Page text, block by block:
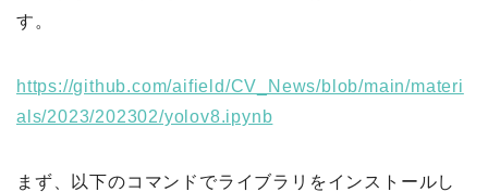
す。
https://github.com/aifield/CV_News/blob/main/materi
als/2023/202302/yolov8.ipynb
まず、以下のコマンドでライブラリをインストールし